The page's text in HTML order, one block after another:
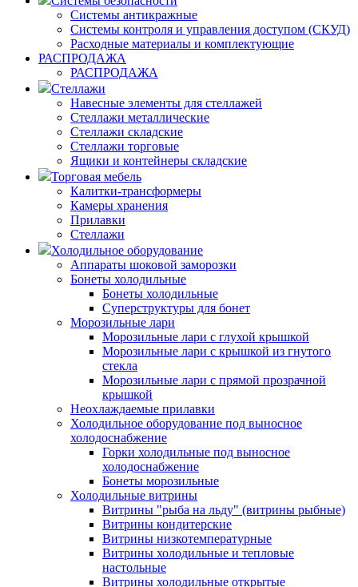
Системы антикражные
Системы контроля и управления доступом (СКУД)
Расходные материалы и комплектующие
РАСПРОДАЖА
РАСПРОДАЖА
Стеллажи
Навесные элементы для стеллажей
Стеллажи металлические
Стеллажи складские
Стеллажи торговые
Ящики и контейнеры складские
Торговая мебель
Калитки-трансформеры
Камеры хранения
Прилавки
Стеллажи
Холодильное оборудование
Аппараты шоковой заморозки
Бонеты холодильные
Бонеты холодильные
Суперструктуры для бонет
Морозильные лари
Морозильные лари с глухой крышкой
Морозильные лари с крышкой из гнутого
стекла
Морозильные лари с прямой прозрачной
крышкой
Неохлаждаемые прилавки
Холодильное оборудование под выносное
холодоснабжение
Горки холодильные под выносное
холодоснабжение
Бонеты морозильные
Холодильные витрины
Витрины "рыба на льду" (витрины рыбные)
Витрины кондитерские
Витрины низкотемпературные
Витрины холодильные и тепловые
настольные
Витрины холодильные открытые